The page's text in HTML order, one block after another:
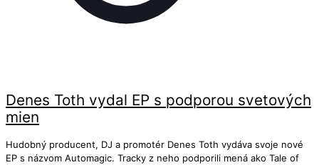
Denes Toth vydal EP s podporou svetových
mien
Hudobný producent, DJ a promotér Denes Toth vydáva svoje nové
EP s názvom Automagic. Tracky z neho podporili mená ako Tale of